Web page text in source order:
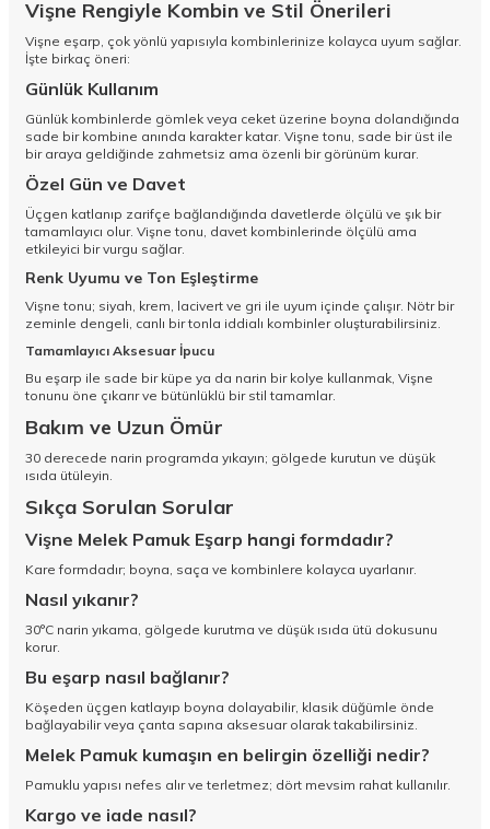
Vişne Rengiyle Kombin ve Stil Önerileri
Vişne eşarp, çok yönlü yapısıyla kombinlerinize kolayca uyum sağlar.
İşte birkaç öneri:
Günlük Kullanım
Günlük kombinlerde gömlek veya ceket üzerine boyna dolandığında
sade bir kombine anında karakter katar. Vişne tonu, sade bir üst ile
bir araya geldiğinde zahmetsiz ama özenli bir görünüm kurar.
Özel Gün ve Davet
Üçgen katlanıp zarifçe bağlandığında davetlerde ölçülü ve şık bir
tamamlayıcı olur. Vişne tonu, davet kombinlerinde ölçülü ama
etkileyici bir vurgu sağlar.
Renk Uyumu ve Ton Eşleştirme
Vişne tonu; siyah, krem, lacivert ve gri ile uyum içinde çalışır. Nötr bir
zeminle dengeli, canlı bir tonla iddialı kombinler oluşturabilirsiniz.
Tamamlayıcı Aksesuar İpucu
Bu eşarp ile sade bir küpe ya da narin bir kolye kullanmak, Vişne
tonunu öne çıkarır ve bütünlüklü bir stil tamamlar.
Bakım ve Uzun Ömür
30 derecede narin programda yıkayın; gölgede kurutun ve düşük
ısıda ütüleyin.
Sıkça Sorulan Sorular
Vişne Melek Pamuk Eşarp hangi formdadır?
Kare formdadır; boyna, saça ve kombinlere kolayca uyarlanır.
Nasıl yıkanır?
30°C narin yıkama, gölgede kurutma ve düşük ısıda ütü dokusunu
korur.
Bu eşarp nasıl bağlanır?
Köşeden üçgen katlayıp boyna dolayabilir, klasik düğümle önde
bağlayabilir veya çanta sapına aksesuar olarak takabilirsiniz.
Melek Pamuk kumaşın en belirgin özelliği nedir?
Pamuklu yapısı nefes alır ve terletmez; dört mevsim rahat kullanılır.
Kargo ve iade nasıl?